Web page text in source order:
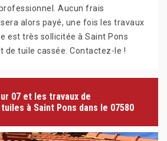
Aucun frais
alors payé, une fois les travaux
est très sollicitée à Saint Pons
de tuile cassée. Contactez-le !
07 et les travaux de
à Saint Pons dans le 07580